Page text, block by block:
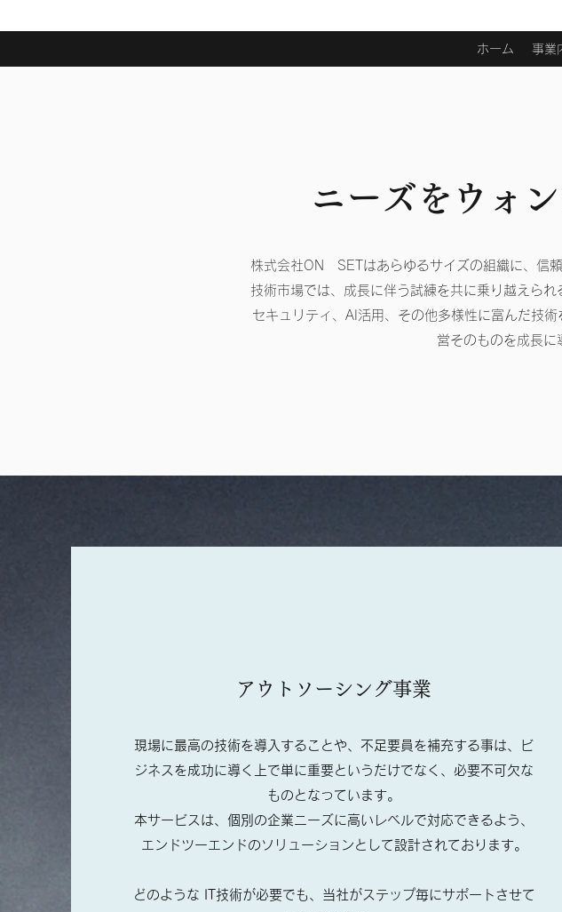
ホーム 事業
ニーズをウォ
株式会社ON SETはあらゆるサイズの組織に、信
技術市場では、成長に伴う試練を共に乗り越えら
セキュリティ、AI活用、その他多様性に富んだ技
営そのものを成長に
アウトソーシング事業
現場に最高の技術を導入することや、不足要員を補充する事は、ビ
ジネスを成功に導く上で単に重要というだけでなく、必要不可欠な
ものとなっています。
本サービスは、個別の企業ニーズに高いレベルで対応できるよう、
エンドツーエンドのソリューションとして設計されております。
どのような IT技術が必要でも、当社がステップ毎にサポートさせて